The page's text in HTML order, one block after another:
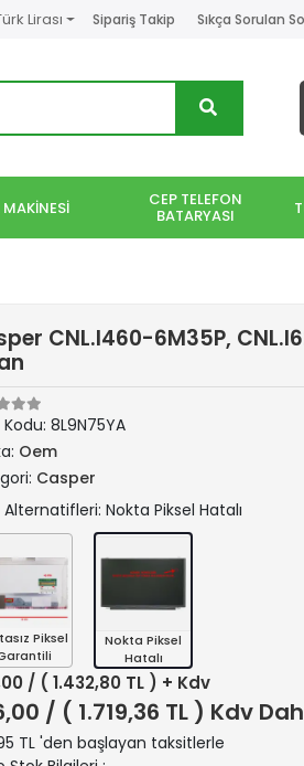
Lirası Sipariş Takip Sıkça Sorulan
CEP TELEFON
BATARYASI
CNL.I460-6M35P,
8L9N75YA
Oem
Casper
Alternatifleri: Nokta Piksel Hatalı
Piksel
Nokta Piksel
Hatalı
/ ( 1.432,80 TL ) + Kdv
/ ( 1.719,36 TL ) Kdv
TL 'den başlayan taksitlerle